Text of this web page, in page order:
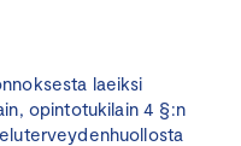
laeiksi
opintotukilain 4 §:n